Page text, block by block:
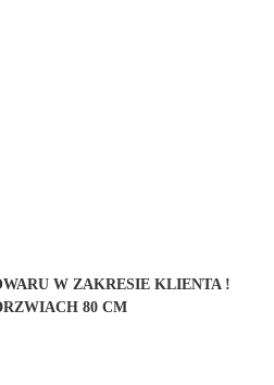
W ZAKRESIE KLIENTA !
80 CM